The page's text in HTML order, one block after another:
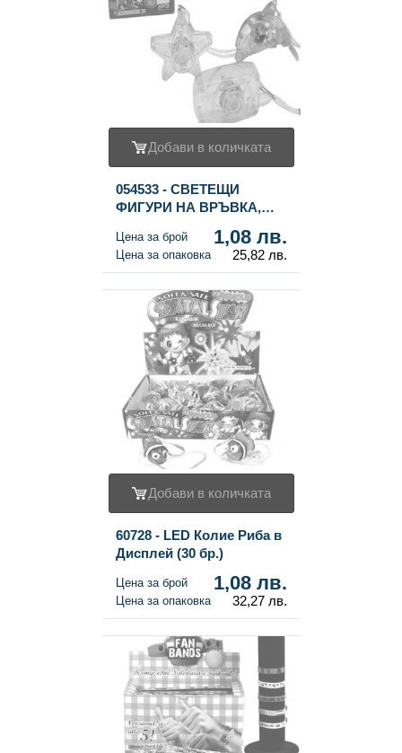
Добави в количката
054533 - СВЕТЕЩИ
ФИГУРИ НА ВРЪВКА,
Цена за брой 1,08 лв.
Цена за опаковка 25,82 лв.
Добави в количката
60728 - LED Колие Риба в
Дисплей (30 бр.)
Цена за брой 1,08 лв.
Цена за опаковка 32,27 лв.